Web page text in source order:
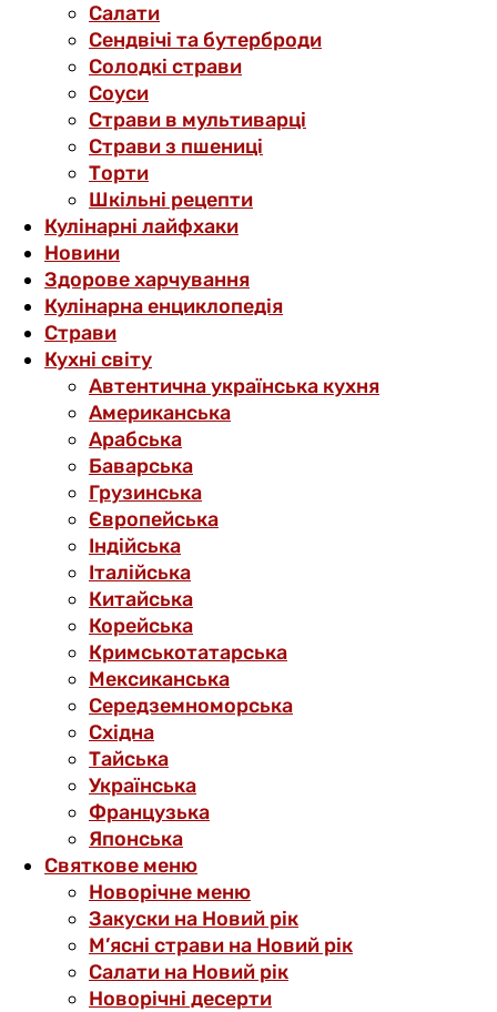
Салати
Сендвічі та бутерброди
Солодкі страви
Соуси
Страви в мультиварці
Страви з пшениці
Торти
Шкільні рецепти
Кулінарні лайфхаки
Новини
Здорове харчування
Кулінарна енциклопедія
Страви
Кухні світу
Автентична українська кухня
Американська
Арабська
Баварська
Грузинська
Європейська
Індійська
Італійська
Китайська
Корейська
Кримськотатарська
Мексиканська
Середземноморська
Східна
Тайська
Українська
Французька
Японська
Святкове меню
Новорічне меню
Закуски на Новий рік
М’ясні страви на Новий рік
Салати на Новий рік
Новорічні десерти